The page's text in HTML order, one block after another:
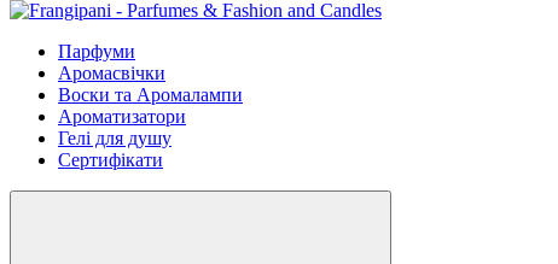
Парфуми
Аромасвічки
Воски та Аромалампи
Ароматизатори
Гелі для душу
Сертифікати